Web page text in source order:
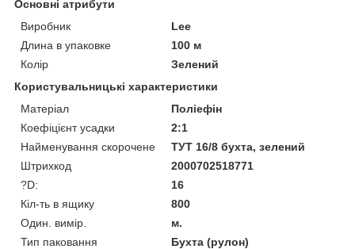
Основні атрибути
Виробник
Lee
Длина в упаковке
100 м
Колір
Зелений
Користувальницькі характеристики
Матеріал
Поліефін
Коефіцієнт усадки
2:1
Найменування скорочене
ТУТ 16/8 бухта, зелений
Штрихкод
2000702518771
?D:
16
Кіл-ть в ящику
800
Один. вимір.
м.
Тип паковання
Бухта (рулон)